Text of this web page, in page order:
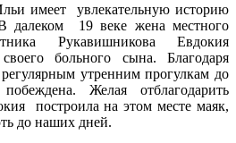
имеет увлекательную историю
далеком 19 веке жена местного
Рукавишникова Евдокия
больного сына. Благодаря
утренним прогулкам до
Желая отблагодарить
построила на этом месте маяк,
до наших дней.